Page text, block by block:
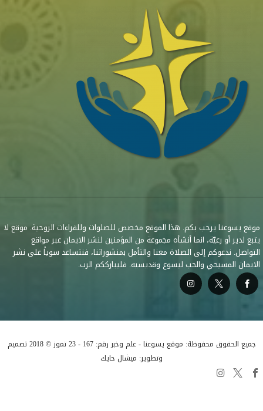
موقع يسوعنا يرحب بكم. هذا الموقع مخصص للصلوات وللقراءات الروحية. موقع لا
يتبع لدير أو رعيّة، انما أنشأه مجموعة من المؤمنين لنشر الايمان عبر مواقع
التواصل. ندعوكم إلى الصلاة معنا والتأمل بمنشوراتنا، فنتساعد سوياً على نشر
الايمان المسيحي والحب ليسوع وقديسيه. فليبارككم الرب.
جميع الحقوق محفوظة: موقع يسوعنا - علم وخبر رقم: 167 - 23 تموز © 2018 تصميم
وتطوير: ميشال حايك